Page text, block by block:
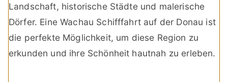
Landschaft, historische Städte und malerische
Dörfer. Eine Wachau Schifffahrt auf der Donau ist
die perfekte Möglichkeit, um diese Region zu
erkunden und ihre Schönheit hautnah zu erleben.